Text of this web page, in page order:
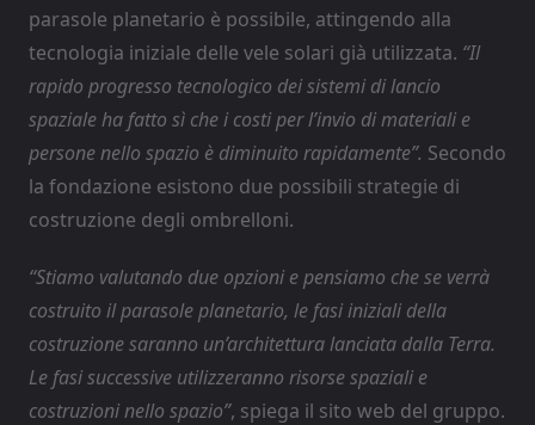
parasole planetario è possibile, attingendo alla
tecnologia iniziale delle vele solari già utilizzata. “Il
rapido progresso tecnologico dei sistemi di lancio
spaziale ha fatto sì che i costi per l’invio di materiali e
persone nello spazio è diminuito rapidamente”. Secondo
la fondazione esistono due possibili strategie di
costruzione degli ombrelloni.
“Stiamo valutando due opzioni e pensiamo che se verrà
costruito il parasole planetario, le fasi iniziali della
costruzione saranno un’architettura lanciata dalla Terra.
Le fasi successive utilizzeranno risorse spaziali e
costruzioni nello spazio”, spiega il sito web del gruppo.